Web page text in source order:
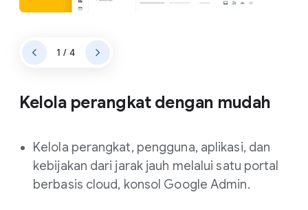
Kelola perangkat dengan mudah
Kelola perangkat, pengguna, aplikasi, dan
kebijakan dari jarak jauh melalui satu portal
berbasis cloud, konsol Google Admin.
1 / 4